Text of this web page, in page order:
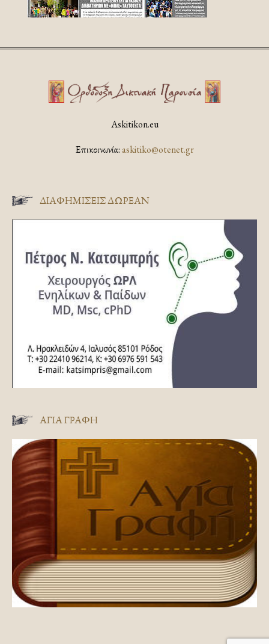
Askitikon.eu
Επικοινωνία:askitiko@otenet.gr
ΔΙΑΦΗΜΊΣΕΙΣ ΔΩΡΕΆΝ
ΑΓΊΑ ΓΡΑΦΉ